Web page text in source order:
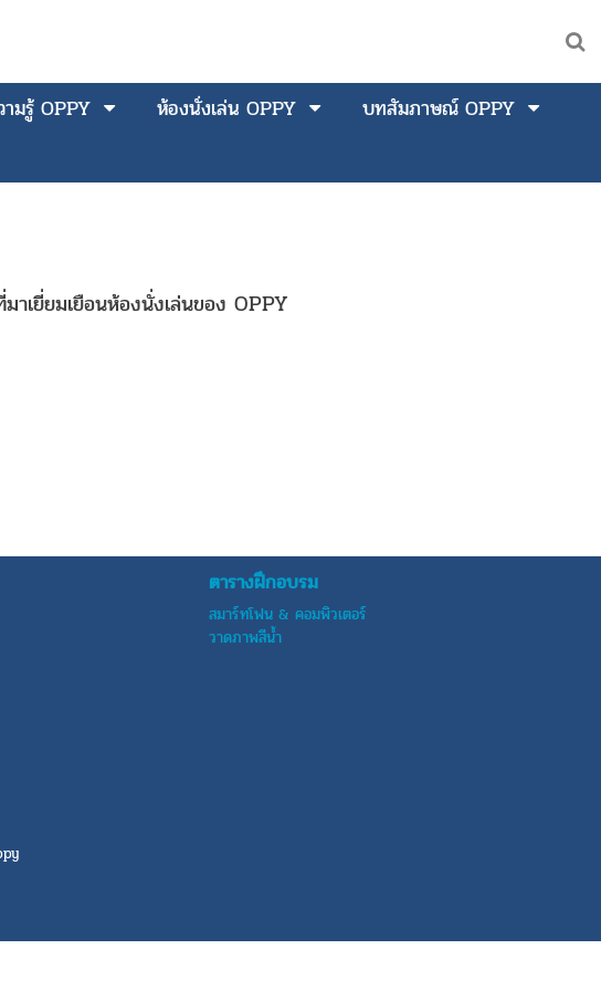
มรู้ OPPY ห้องนั่งเล่น OPPY
บทสัมภาษณ์ OPPY
าเยี่ยมเยือนห้องนั่งเล่นของ OPPY
ตารางฝึกอบรม
สมาร์ทโฟน & คอมพิวเตอร์
วาดภาพสีน้ำ